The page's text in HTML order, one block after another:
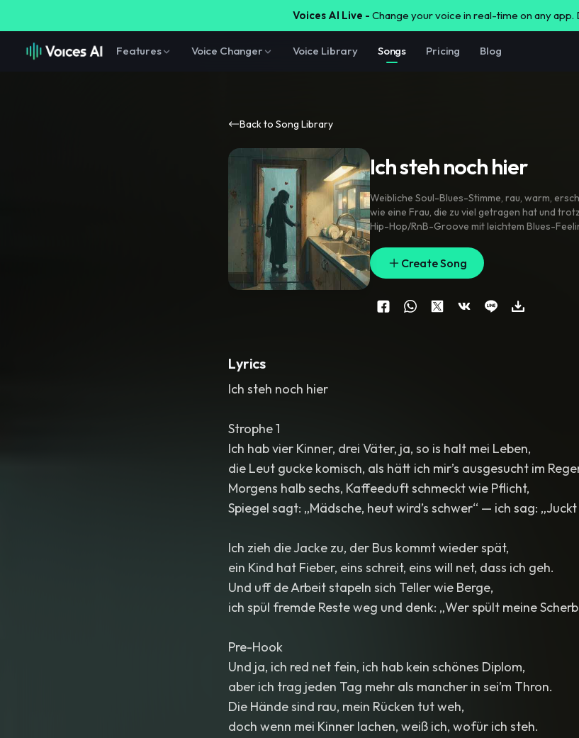
Voices AI Live - Change your voice in real-time on any
Features Voice Changer Voice Library Songs Pricing Blog
Back to Song Library
Ich steh noch hier
Weibliche Soul-Blues-Stimme, rau, warm,
wie eine Frau, die zu viel getragen hat und
Hip-Hop/RnB-Groove mit leichtem Blues-
für Stimme. Delivery ehrlich
manchmal fast gesprochen
gesungen. Strophen halb gesungen
Alltagsschwere. Refrain stark
modern. Tempo ca. 82–88 BPM. Keine
Create Song
Lyrics
Ich steh noch hier
Strophe 1
Ich hab vier Kinner, drei Väter, ja, so is halt mei Leben,
die Leut gucke komisch, als hätt ich mir’s ausgesucht im
Morgens halb sechs, Kaffeeduft schmeckt wie Pflicht,
Spiegel sagt: „Mädsche, heut wird’s schwer“ — ich sag:
Ich zieh die Jacke zu, der Bus kommt wieder spät,
ein Kind hat Fieber, eins schreit, eins will net, dass ich geh.
Und uff de Arbeit stapeln sich Teller wie Berge,
ich spül fremde Reste weg und denk: „Wer spült meine
Pre-Hook
Und ja, ich red net fein, ich hab kein schönes Diplom,
aber ich trag jeden Tag mehr als mancher in sei’m Thron.
Die Hände sind rau, mein Rücken tut weh,
doch wenn mei Kinner lachen, weiß ich, wofür ich steh.